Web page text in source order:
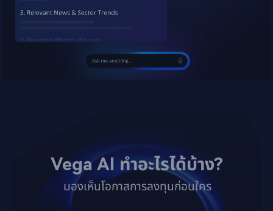
Vega AI ทำอะไรได้บ้าง?
มองเห็นโอกาสการลงทุนก่อนใคร